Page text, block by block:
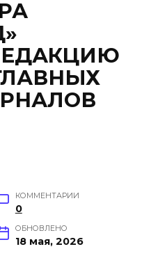
КОММЕНТАРИИ
0
ОБНОВЛЕНО
18 мая, 2026